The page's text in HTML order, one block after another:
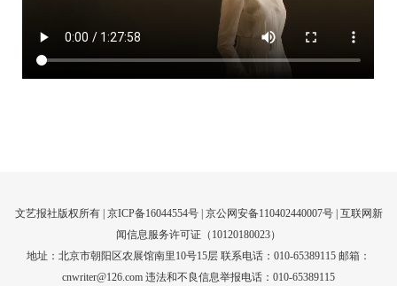
文艺报社版权所有 | 京ICP备16044554号| 京公网安备110402440007号 | 互联网新
闻信息服务许可证（10120180023）
地址：北京市朝阳区农展馆南里10号15层 联系电话：010-65389115 邮箱：
cnwriter@126.com 违法和不良信息举报电话：010-65389115